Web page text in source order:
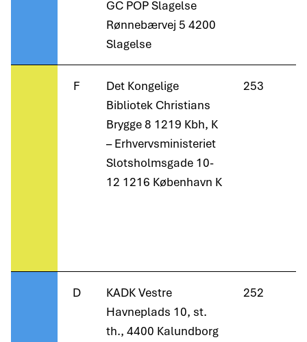
GC POP Slagelse
Rønnebærvej 5 4200
Slagelse
F
Det Kongelige
Bibliotek Christians
Brygge 8 1219 Kbh, K
– Erhvervsministeriet
Slotsholmsgade 10-
12 1216 København K
253
D
KADK Vestre
Havneplads 10, st.
th., 4400 Kalundborg
252